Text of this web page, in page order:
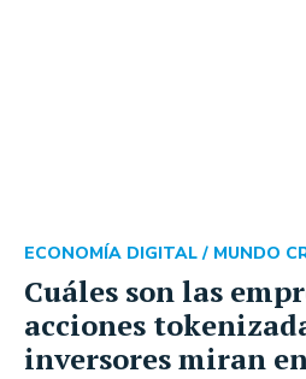
Cuáles son las
acciones
inversores miran
ECONOMÍA DIGITAL / MUNDO